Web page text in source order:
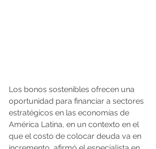
Los bonos sostenibles ofrecen una
oportunidad para financiar a sectores
estratégicos en las economías de
América Latina, en un contexto en el
que el costo de colocar deuda va en